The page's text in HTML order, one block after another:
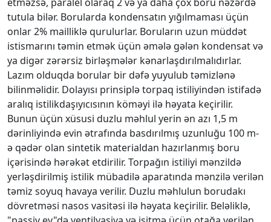
tutula bilər. Borularda kondensatın yığılmaması üçün
onlar 2% mailliklə qurulurlar. Boruların uzun müddət
istismarını təmin etmək üçün əmələ gələn kondensat və
ya digər zərərsiz birləşmələr kənarlaşdırılmalıdırlar.
Lazım olduqda borular bir dəfə yuyulub təmizlənə
bilinməlidir. Dolayısı prinsiplə torpaq istiliyindən istifadə
aralıq istilikdaşıyıcısının köməyi ilə həyata keçirilir.
Bunun üçün хüsusi duzlu məhlul yerin ən azı 1,5 m
dərinliyində evin ətrafında basdırılmış uzunluğu 100 m-
ə qədər olan sintetik materialdan hazırlanmış boru
içərisində hərəkət etdirilir. Torpağın istiliyi mənzildə
yerləşdirilmiş istilik mübadilə aparatında mənzilə verilən
təmiz soyuq havaya verilir. Duzlu məhlulun borudakı
dövretməsi nasos vasitəsi ilə həyata keçirilir. Beləliklə,